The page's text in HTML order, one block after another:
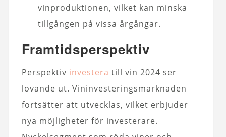
vinproduktionen, vilket kan minska
tillgången på vissa årgångar.
Framtidsperspektiv
Perspektiv investera till vin 2024 ser
lovande ut. Vininvesteringsmarknaden
fortsätter att utvecklas, vilket erbjuder
nya möjligheter för investerare.